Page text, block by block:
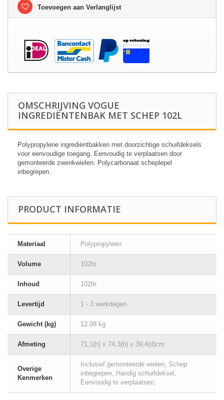
Toevoegen aan Verlanglijst
OMSCHRIJVING VOGUE
INGREDIËNTENBAK MET SCHEP 102L
Polypropylene ingrediëntbakken met doorzichtige schuifdeksels
voor eenvoudige toegang. Eenvoudig te verplaatsen door
gemonteerde zwenkwielen. Polycarbonaat scheplepel
inbegrepen.
PRODUCT INFORMATIE
Materiaal Polypropyleen
Volume 102ltr
Inhoud 102ltr
Levertijd 1 - 3 werkdagen
Gewicht (kg) 12.08 kg
Afmeting 71,1(h) x 74,3(b) x 39,4(d)cm
Overige
Kenmerken
Inclusief gemonteerde wielen, Schep
inbegrepen, Handig schuifdeksel,
Eenvoudig te verplaatsen,